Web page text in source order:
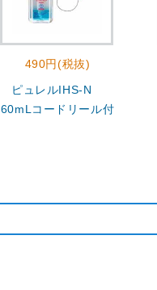
490円(税抜)
ピュレルIHS-N
60mLコードリール付